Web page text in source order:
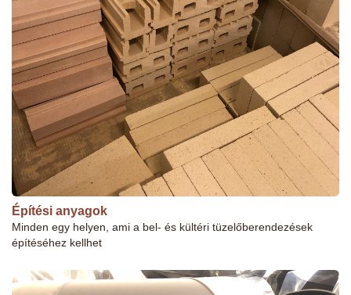
Építési anyagok
Minden egy helyen, ami a bel- és kültéri tüzelőberendezések
építéséhez kellhet